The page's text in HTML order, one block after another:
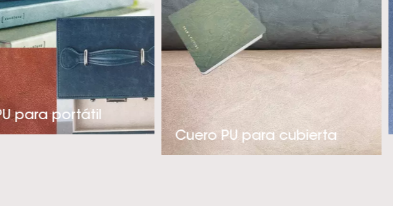
elegantes. Es súper suave al
y cubiertas de lujo. Con
adopta un enfoque proactivo en
que se adaptan a
de cuero sintético de PU
industria de ropa, fundas
La visión de la empresa es
de cuero sintético PU
para portátil
Cuero PU para cubierta